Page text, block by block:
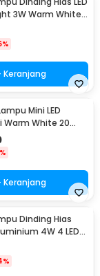
3W Warm White
Keranjang
Mini LED
Warm White 20
PCS - YJ-904
Keranjang
Dinding Hias
4W 4 LED
- B053